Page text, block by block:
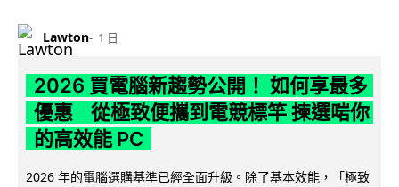
Lawton 1 日
2026 買電腦新趨勢公開！ 如何享最多
優惠 從極致便攜到電競標竿 揀選啱你
的高效能 PC
2026 年的電腦選購基準已經全面升級。除了基本效能，「極致